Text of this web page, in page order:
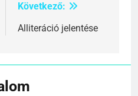
Következő:
Alliteráció jelentése